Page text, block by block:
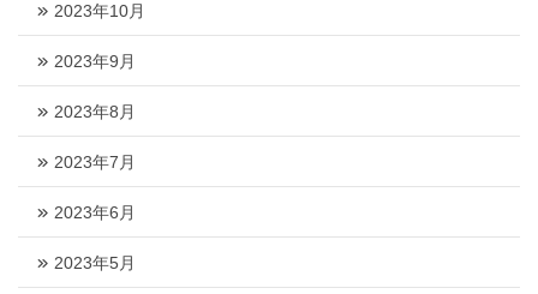
2023年10月
2023年9月
2023年8月
2023年7月
2023年6月
2023年5月